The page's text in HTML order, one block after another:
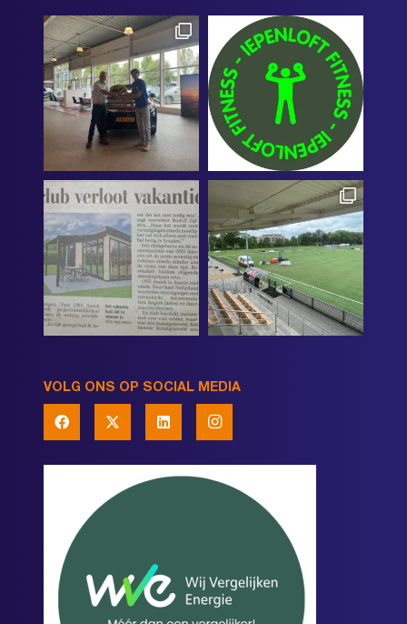
VOLG ONS OP SOCIAL MEDIA